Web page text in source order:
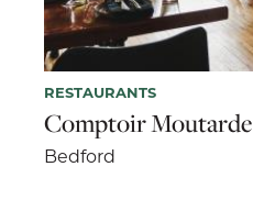
RESTAURANTS
Comptoir Moutarde
Bedford